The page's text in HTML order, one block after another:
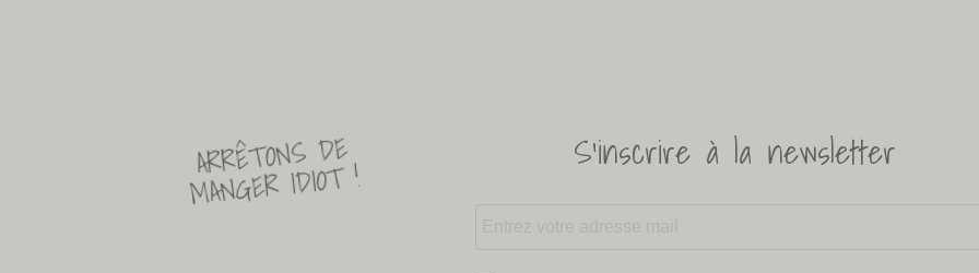
ARRÊTONS DE
MANGER IDIOT !
S'inscrire à la newsletter